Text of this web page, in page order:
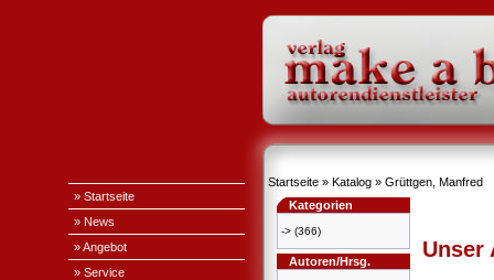
» Startseite
» News
» Angebot
» Service
Startseite » Katalog » Grüttgen, Manfred
Kategorien
-> (366)
Autoren/Hrsg. Unser